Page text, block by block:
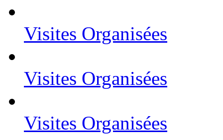
Visites Organisées
Visites Organisées
Visites Organisées